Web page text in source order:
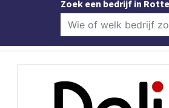
Zoek een bedrijf in